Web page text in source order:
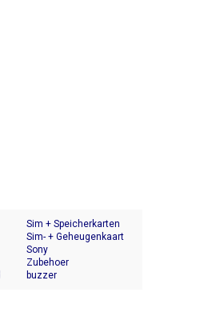
Sim + Speicherkarten
Halter
Sim- + Geheugenkaart
Houder
Sony
Zubehoer
buzzer